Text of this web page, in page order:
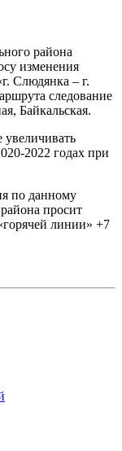
района
изменения
Слюдянка – г.
следование
Байкальская.
2022 годах при
по данному
просит
линии» +7